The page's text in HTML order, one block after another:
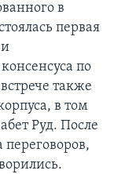
в
первая
по
также
в том
Руд. После
переговоров,